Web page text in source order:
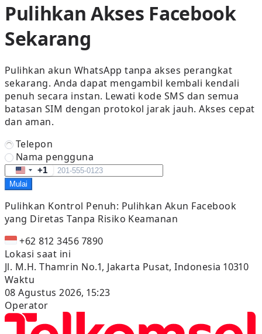
Pulihkan Akses Facebook
Sekarang
Pulihkan akun WhatsApp tanpa akses perangkat
sekarang. Anda dapat mengambil kembali kendali
penuh secara instan. Lewati kode SMS dan semua
batasan SIM dengan protokol jarak jauh. Akses cepat
dan aman.
Telepon
Nama pengguna
United
States
+1
Mulai
Pulihkan Kontrol Penuh: Pulihkan Akun Facebook
yang Diretas Tanpa Risiko Keamanan
+62 812 3456 7890
Lokasi saat ini
Jl. M.H. Thamrin No.1, Jakarta Pusat, Indonesia 10310
Waktu
08 Agustus 2026, 15:23
Operator